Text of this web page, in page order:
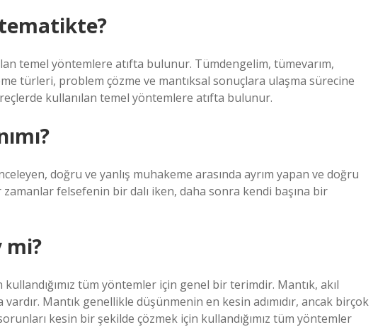
temel yöntemlere atıfta bulunur. Tümdengelim, tümevarım,
türleri, problem çözme ve mantıksal sonuçlara ulaşma sürecine
kullanılan temel yöntemlere atıfta bulunur.
doğru ve yanlış muhakeme arasında ayrım yapan ve doğru
felsefenin bir dalı iken, daha sonra kendi başına bir
mi?
tüm yöntemler için genel bir terimdir. Mantık, akıl
Mantık genellikle düşünmenin en kesin adımıdır, ancak birçok
kesin bir şekilde çözmek için kullandığımız tüm yöntemler